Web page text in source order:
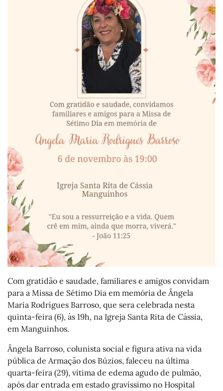
Com gratidão e saudade, familiares e amigos convidam
para a Missa de Sétimo Dia em memória de Ângela
Maria Rodrigues Barroso, que sera celebrada nesta
quinta-feira (6), às 19h, na Igreja Santa Rita de Cássia,
em Manguinhos.
Ângela Barroso, colunista social e figura ativa na vida
pública de Armação dos Búzios, faleceu na última
quarta-feira (29), vítima de edema agudo de pulmão,
após dar entrada em estado gravíssimo no Hospital